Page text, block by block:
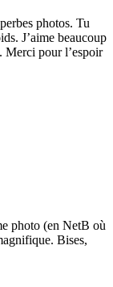
photos. Tu
J’aime beaucoup
Merci pour l’espoir
photo (en NetB où
Bises,